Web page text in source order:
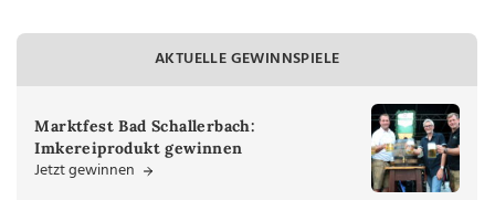
AKTUELLE GEWINNSPIELE
Marktfest Bad Schallerbach:
Imkereiprodukt gewinnen
Jetzt gewinnen